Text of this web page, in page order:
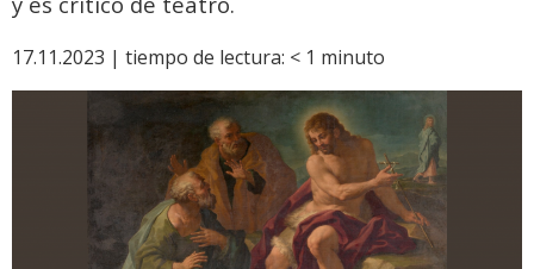
17.11.2023 | tiempo de lectura: < 1 minuto